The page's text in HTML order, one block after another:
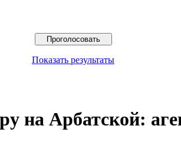
Показать результаты
на Арбатской: